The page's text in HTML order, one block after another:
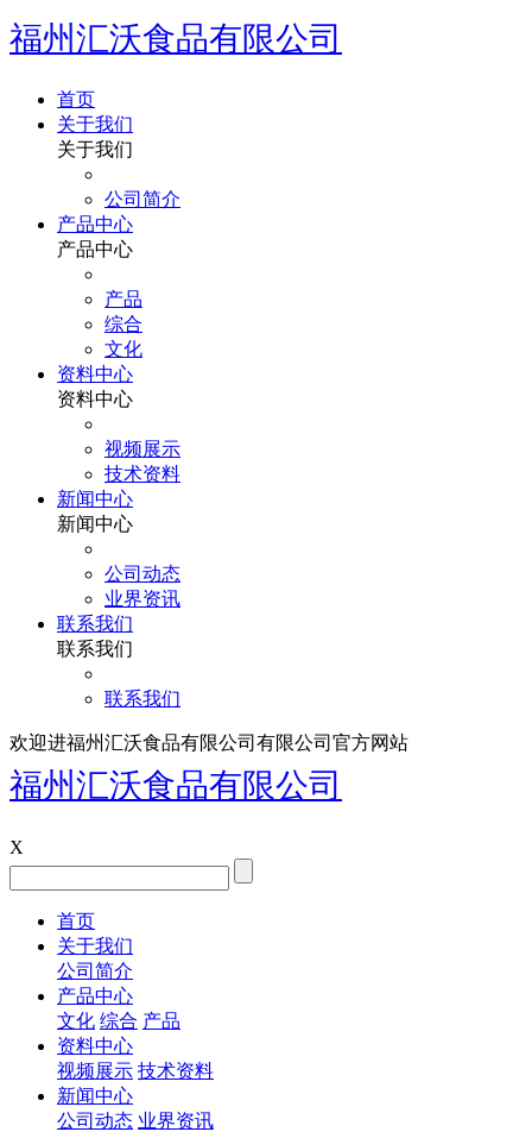
福州汇沃食品有限公司
首页
关于我们
关于我们
公司简介
产品中心
产品中心
产品
综合
文化
资料中心
资料中心
视频展示
技术资料
新闻中心
新闻中心
公司动态
业界资讯
联系我们
联系我们
联系我们
欢迎进福州汇沃食品有限公司有限公司官方网站
福州汇沃食品有限公司
X
首页
关于我们
公司简介
产品中心
文化 综合 产品
资料中心
视频展示 技术资料
新闻中心
公司动态 业界资讯